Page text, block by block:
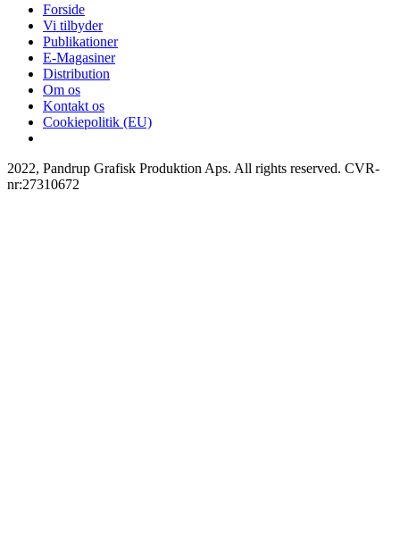
Forside
Vi tilbyder
Publikationer
E-Magasiner
Distribution
Om os
Kontakt os
Cookiepolitik (EU)
2022, Pandrup Grafisk Produktion Aps. All rights reserved. CVR-
nr:27310672